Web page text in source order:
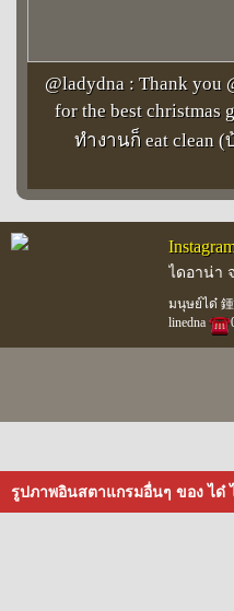
@ladydna : Thank you
for the best
ทำงานก็ eat clean
ไดอาน่า
มนุษย์ได๋
linedna
รูปภาพอินสตาแกรมอื่นๆ ของ ได๋